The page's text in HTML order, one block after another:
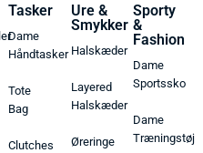
Tasker
Dame
Håndtasker
Tote
Bag
Clutches
Ure &
Smykker
Halskæder
Layered
Halskæder
Øreringe
Sporty
&
Fashion
Dame
Sportssko
Dame
Træningstøj